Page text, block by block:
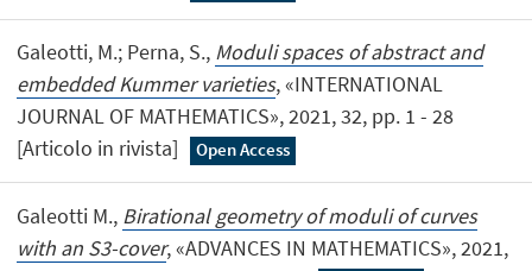
Galeotti, M.; Perna, S., Moduli spaces of abstract and
embedded Kummer varieties, «INTERNATIONAL
JOURNAL OF MATHEMATICS», 2021, 32, pp. 1 - 28
[Articolo in rivista]
Open Access
Galeotti M., Birational geometry of moduli of curves
with an S3-cover, «ADVANCES IN MATHEMATICS», 2021,